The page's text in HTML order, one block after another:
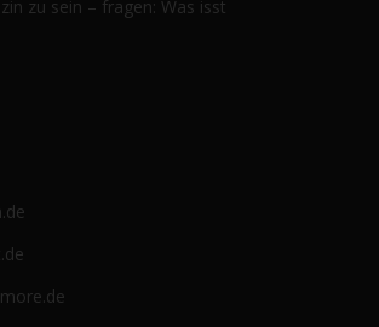
zu sein – fragen: Was isst